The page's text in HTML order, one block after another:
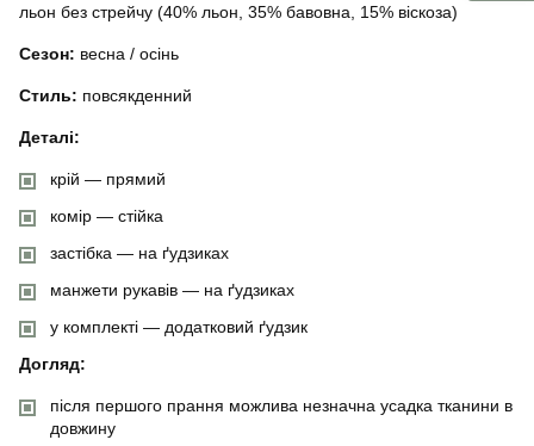
льон без стрейчу (40% льон, 35% бавовна, 15% віскоза)
Сезон: весна / осінь
Стиль: повсякденний
Деталі:
крій — прямий
комір — стійка
застібка — на ґудзиках
манжети рукавів — на ґудзиках
у комплекті — додатковий ґудзик
Догляд:
після першого прання можлива незначна усадка тканини в
довжину